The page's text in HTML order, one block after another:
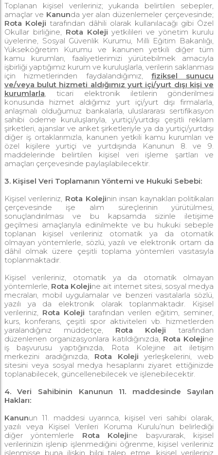
Toplanan kişisel verileriniz; yukarıda belirtilen sebepler,
amaçlar ve Kanunda yer alan düzenlemeler çerçevesinde;
Rota Koleji tarafından dâhili olarak kullanılacağı gibi Özel
Okullar birliğine, Rota Kolejiyetkilileri ve yönetim kurulu
üyelerine, Sosyal Güvenlik Kurumu, Milli Eğitim Bakanlığı,
Yükseköğretim Kurumu ve kanunen yetkili diğer tüm
kamu kurumları, faaliyetlerimizi yürütebilmek amacıyla
işbirliği yaptığımız kurum ve kuruluşlarla, verilerin saklanması
için hizmetlerinden faydalandığımız,
fiziksel sunucu
ve/veya bulut hizmeti aldığımız yurt içi/yurt dışı kişi ve
kurumlarla , ticari elektronik iletilerin gönderilmesi
konusunda hizmet aldığımız yurt içi/yurt dışı firmalarla,
anlaşmalı olduğumuz bankalarla, uluslararası sertifikasyon
sahibi ödeme kuruluşlarıyla, yurtiçi/yurtdışı çeşitli reklam
şirketleri, ajanslar ve anket şirketleriyle ya da yurtiçi/yurtdışı
diğer iş ortaklarımızla, kanunen yetkili kamu kurumları ve
özel kişilere yurtiçi ve yurtdışında Kanunun 8. ve 9.
maddelerinde belirtilen kişisel veri işleme şartları ve
amaçları çerçevesinde paylaşılabilecektir.
3. Kişisel Veri Toplamanın Yöntemi ve Hukuki Sebebi:
Kişisel verileriniz, Rota Kolejinin insan kaynakları politikaları
çerçevesinde işe alım süreçlerinin yürütülmesi,
sonuçlandırılması ve bu kapsamda sizinle iletişime
geçilmesi amaçlarıyla edinilmekte ve bu hukuki sebeple
toplanan kişisel verileriniz otomatik ya da otomatik
olmayan yöntemlerle, sözlü, yazılı ve elektronik ortam da
dâhil olmak üzere çeşitli toplama yöntemleri vasıtasıyla
toplanmaktadır.
Kişisel verileriniz, otomatik ya da otomatik olmayan
yöntemlerle, Rota Kolejine ait internet sitesi, sosyal medya
mecraları, mobil uygulamalar ve benzeri vasıtalarla sözlü,
yazılı ya da elektronik olarak toplanmaktadır. Kişisel
verileriniz, Rota Koleji tarafından verilen eğitim, seminer,
kurs, konferans, çeşitli spor aktiviteleri vb. hizmetlerden
yaralandığınız müddetçe, Rota Koleji tarafından
düzenlenen organizasyonlara katıldığınızda, Rota Kolejine
iş başvurusu yaptığınızda, Rota Kolejine ait iletişim
merkezini aradığınızda, Rota Kolejiyerleşkelerini, web
sitesini veya sosyal medya hesaplarını ziyaret ettiğinizde
toplanabilecek, güncellenebilecek ve işlenebilecektir.
4. Veri Sahibinin Kanunun 11. maddesinde Sayılan
Hakları:
Kanunun 11. maddesi uyarınca, kişisel veri sahibi olarak,
yazılı veya Kişisel Verileri Koruma Kurulu’nun belirlediği
diğer yöntemlerle Rota Kolejine başvurarak, kişisel
verilerinizin işlenip işlenmediğini öğrenme, kişisel verileriniz
işlenmişse buna ilişkin bilgi talep etme, kişisel verileriniz